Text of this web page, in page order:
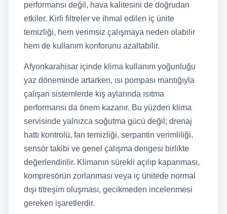
performansı değil, hava kalitesini de doğrudan
etkiler. Kirli filtreler ve ihmal edilen iç ünite
temizliği, hem verimsiz çalışmaya neden olabilir
hem de kullanım konforunu azaltabilir.
Afyonkarahisar içinde klima kullanım yoğunluğu
yaz döneminde artarken, ısı pompası mantığıyla
çalışan sistemlerde kış aylarında ısıtma
performansı da önem kazanır. Bu yüzden klima
servisinde yalnızca soğutma gücü değil; drenaj
hattı kontrolü, fan temizliği, serpantin verimliliği,
sensör takibi ve genel çalışma dengesi birlikte
değerlendirilir. Klimanın sürekli açılıp kapanması,
kompresörün zorlanması veya iç ünitede normal
dışı titreşim oluşması, gecikmeden incelenmesi
gereken işaretlerdir.